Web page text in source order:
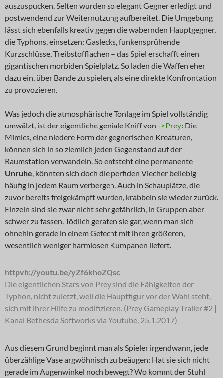
auszuspucken. Selten wurden so elegant Gegner erledigt und
postwendend zur Weiternutzung aufbereitet. Die Umgebung
lässt sich ebenfalls kreativ gegen die wabernden Hauptgegner,
die Typhons, einsetzen: Gaslecks, funkensprühende
Kurzschlüsse, Treibstofflachen – das Spiel erschafft einen
gigantischen morbiden Spielplatz. So laden die Waffen eher
dazu ein, über Bande zu spielen, als eine direkte Konfrontation
zu provozieren.
Was jedoch die atmosphärische Tonlage im Spiel vollständig
umwälzt, ist der eigentliche geniale Kniff von ->Prey: Die
Mimics, eine niedere Form der gegnerischen Kreaturen,
können sich in so ziemlich jeden Gegenstand auf der
Raumstation verwandeln. So entsteht eine permanente
Unruhe, könnten sich doch die perfiden Viecher beliebig
häufig in jedem Raum verbergen. Auch in Schauplätze, die
zuvor bereits freigekämpft wurden, krabbeln sie wieder zurück.
Einzeln sind sie zwar nicht sehr gefährlich, in Gruppen aber
schwer zu fassen. Tödlich geraten sie gar, wenn man sich
ohnehin gerade in einem Gefecht mit ihren größeren,
wesentlich weniger harmlosen Kumpanen liefert.
httpvh://youtu.be/yZf6khoZQsc
Die eigentlichen Stars von Prey sind die Fähigkeiten der
Typhon, nicht zuletzt, weil die Hauptfigur vor der Wahl steht,
sich mit ihrer Hilfe zu modifizieren. (Prey Gameplay Trailer #2 |
Kanal Bethesda Softworks via Youtube, 25.1.2017)
Aus diesem Grund beginnt man als Spieler irgendwann, jede
überzählige Vase argwöhnisch zu beäugen: Hat sie sich nicht
gerade im Augenwinkel noch bewegt? Wo kommt der Stuhl